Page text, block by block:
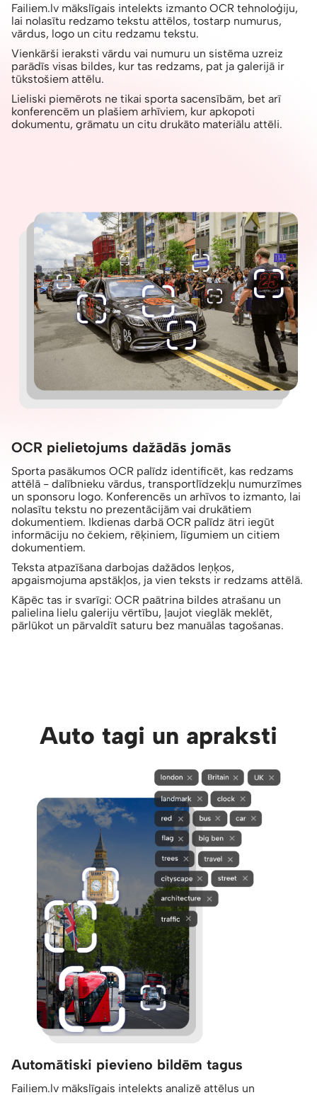
Failiem.lv mākslīgais intelekts izmanto OCR tehnoloģiju,
lai nolasītu redzamo tekstu attēlos, tostarp numurus,
vārdus, logo un citu redzamu tekstu.
Vienkārši ieraksti vārdu vai numuru un sistēma uzreiz
parādīs visas bildes, kur tas redzams, pat ja galerijā ir
tūkstošiem attēlu.
Lieliski piemērots ne tikai sporta sacensībām, bet arī
konferencēm un plašiem arhīviem, kur apkopoti
dokumentu, grāmatu un citu drukāto materiālu attēli.
OCR pielietojums dažādās jomās
Sporta pasākumos OCR palīdz identificēt, kas redzams
attēlā - dalībnieku vārdus, transportlīdzekļu numurzīmes
un sponsoru logo. Konferencēs un arhīvos to izmanto, lai
nolasītu tekstu no prezentācijām vai drukātiem
dokumentiem. Ikdienas darbā OCR palīdz ātri iegūt
informāciju no čekiem, rēķiniem, līgumiem un citiem
dokumentiem.
Teksta atpazīšana darbojas dažādos leņķos,
apgaismojuma apstākļos, ja vien teksts ir redzams attēlā.
Kāpēc tas ir svarīgi: OCR paātrina bildes atrašanu un
palielina lielu galeriju vērtību, ļaujot vieglāk meklēt,
pārlūkot un pārvaldīt saturu bez manuālas tagošanas.
Auto tagi un apraksti
Automātiski pievieno bildēm tagus
Failiem.lv mākslīgais intelekts analizē attēlus un